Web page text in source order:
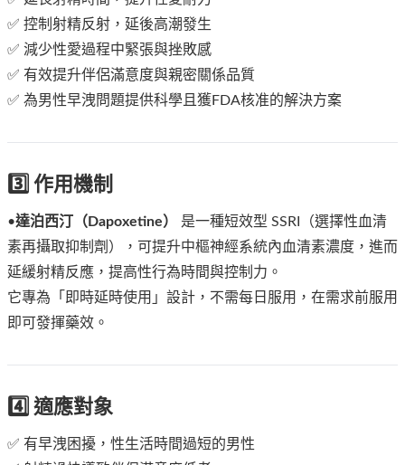
✅ 控制射精反射，延後高潮發生
✅ 減少性愛過程中緊張與挫敗感
✅ 有效提升伴侶滿意度與親密關係品質
✅ 為男性早洩問題提供科學且獲FDA核准的解決方案
3️⃣ 作用機制
•達泊西汀（Dapoxetine）
是一種短效型 SSRI（選擇性血清
素再攝取抑制劑），可提升中樞神經系統內血清素濃度，進而
延緩射精反應，提高性行為時間與控制力。
它專為「即時延時使用」設計，不需每日服用，在需求前服用
即可發揮藥效。
4️⃣ 適應對象
✅ 有早洩困擾，性生活時間過短的男性